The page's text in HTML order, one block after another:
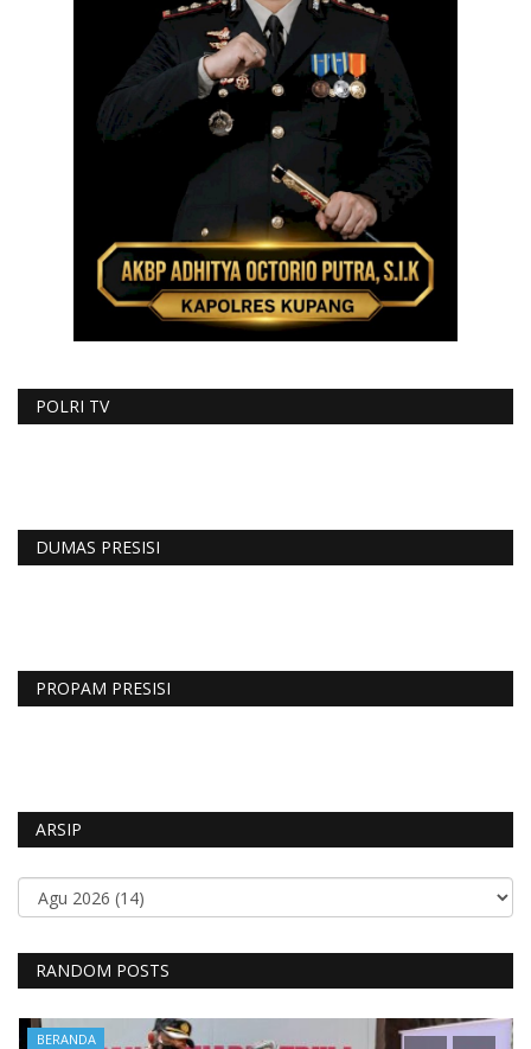
POLRI TV
DUMAS PRESISI
PROPAM PRESISI
ARSIP
RANDOM POSTS
BERANDA